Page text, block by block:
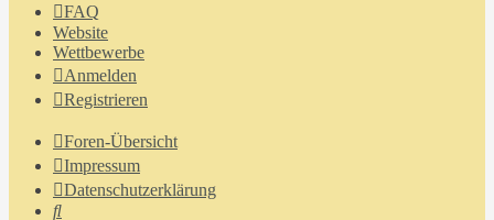
FAQ
Website
Wettbewerbe
Anmelden
Registrieren
Foren-Übersicht
Impressum
Datenschutzerklärung
Suche